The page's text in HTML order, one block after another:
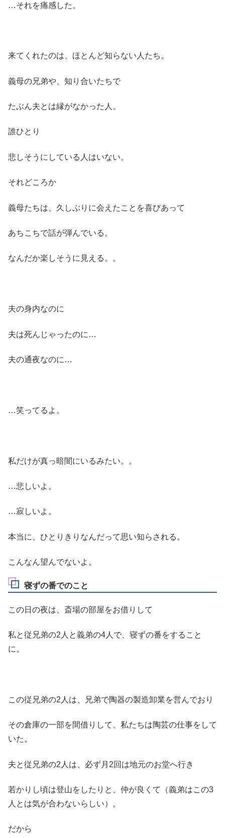
…それを痛感した。
来てくれたのは、ほとんど知らない人たち。
義母の兄弟や、知り合いたちで
たぶん夫とは縁がなかった人。
誰ひとり
悲しそうにしている人はいない。
それどころか
義母たちは、久しぶりに会えたことを喜びあって
あちこちで話が弾んでいる。
なんだか楽しそうに見える。。
夫の身内なのに
夫は死んじゃったのに…
夫の通夜なのに…
…笑ってるよ。
私だけが真っ暗闇にいるみたい。。
…悲しいよ。
…寂しいよ。
本当に、ひとりきりなんだって思い知らされる。
こんなん望んでないよ。
寝ずの番でのこと
この日の夜は、斎場の部屋をお借りして
私と従兄弟の2人と義弟の4人で、寝ずの番をすること
に。
この従兄弟の2人は、兄弟で陶器の製造卸業を営んでおり
その倉庫の一部を間借りして、私たちは陶芸の仕事をして
いた。
夫と従兄弟の2人は、必ず月2回は地元のお堂へ行き
若かりし頃は登山をしたりと、仲が良くて（義弟はこの3
人とは気が合わないらしい）。
だから